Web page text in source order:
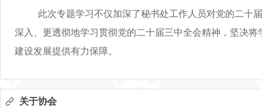
此次专题学习不仅加深了秘书处工作人员对党的二十届
深入、更透彻地学习贯彻党的二十届三中全会精神，坚决
建设发展提供有力保障。
关于协会